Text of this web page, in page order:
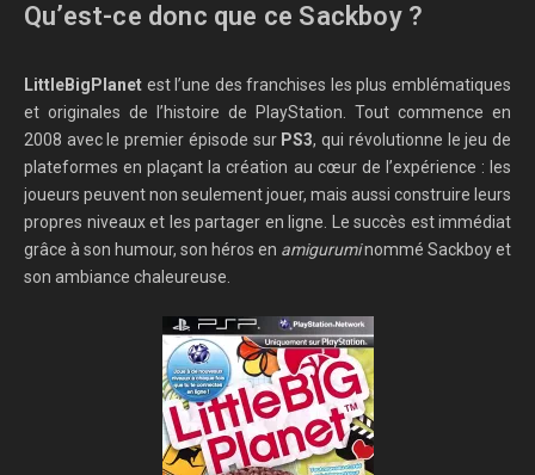
Qu’est-ce donc que ce Sackboy ?
LittleBigPlanet est l’une des franchises les plus emblématiques
et originales de l’histoire de PlayStation. Tout commence en
2008 avec le premier épisode sur PS3, qui révolutionne le jeu de
plateformes en plaçant la création au cœur de l’expérience : les
joueurs peuvent non seulement jouer, mais aussi construire leurs
propres niveaux et les partager en ligne. Le succès est immédiat
grâce à son humour, son héros en amiguruminommé Sackboy et
son ambiance chaleureuse.